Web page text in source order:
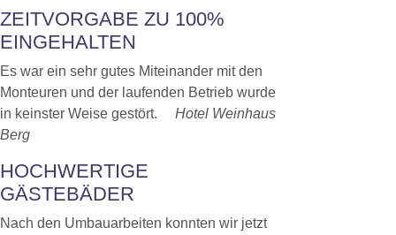
ZEITVORGABE ZU 100%
EINGEHALTEN
Es war ein sehr gutes Miteinander mit den
Monteuren und der laufenden Betrieb wurde
in keinster Weise gestört. Hotel Weinhaus
Berg
HOCHWERTIGE
GÄSTEBÄDER
Nach den Umbauarbeiten konnten wir jetzt